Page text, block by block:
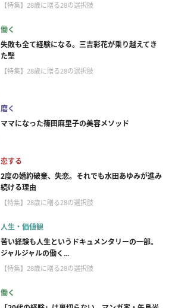
【特集】28歳に贈る28の選択肢
働く
失敗も全て経験になる。三吉彩花が乗り越えてき
た壁
【特集】28歳に贈る28の選択肢
磨く
ママになった篠田麻里子の美容メソッド
恋する
2度の婚約破棄、失恋。それでも水田あゆみが進み
続ける理由
【特集】28歳に贈る28の選択肢
人生・価値観
苦い経験も人生というドキュメンタリーの一部。
ジャルジャルの働く...
【特集】28歳に贈る28の選択肢
働く